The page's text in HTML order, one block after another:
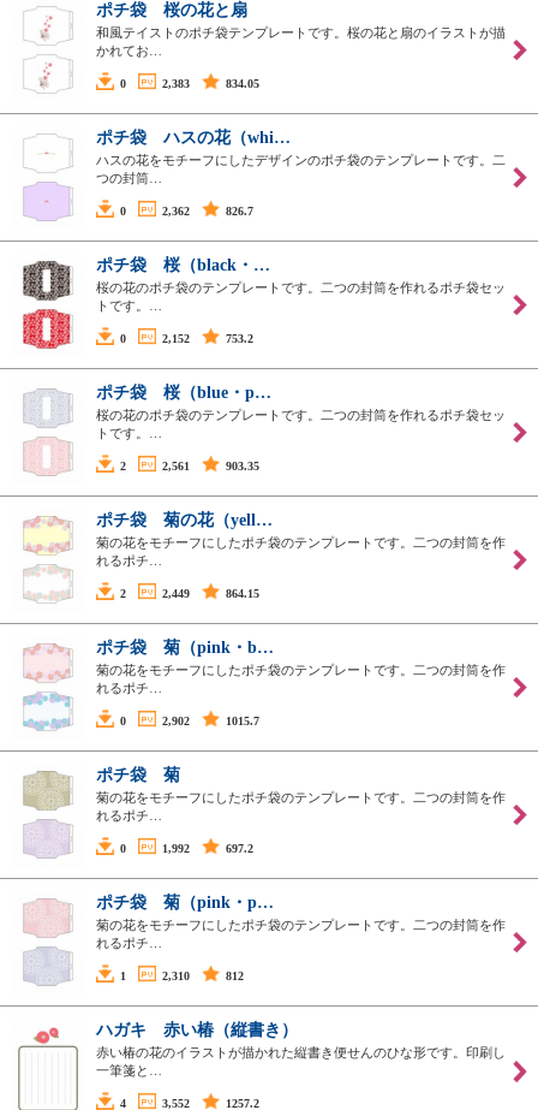
ポチ袋 桜の花と扇
和風テイストのポチ袋テンプレートです。桜の花と扇のイラストが描
かれてお…
0 2,383 834.05
ポチ袋 ハスの花（whi…
ハスの花をモチーフにしたデザインのポチ袋のテンプレートです。二
つの封筒…
0 2,362 826.7
ポチ袋 桜（black・…
桜の花のポチ袋のテンプレートです。二つの封筒を作れるポチ袋セッ
トです。…
0 2,152 753.2
ポチ袋 桜（blue・p…
桜の花のポチ袋のテンプレートです。二つの封筒を作れるポチ袋セッ
トです。…
2 2,561 903.35
ポチ袋 菊の花（yell…
菊の花をモチーフにしたポチ袋のテンプレートです。二つの封筒を作
れるポチ…
2 2,449 864.15
ポチ袋 菊（pink・b…
菊の花をモチーフにしたポチ袋のテンプレートです。二つの封筒を作
れるポチ…
0 2,902 1015.7
ポチ袋 菊
菊の花をモチーフにしたポチ袋のテンプレートです。二つの封筒を作
れるポチ…
0 1,992 697.2
ポチ袋 菊（pink・p…
菊の花をモチーフにしたポチ袋のテンプレートです。二つの封筒を作
れるポチ…
1 2,310 812
ハガキ 赤い椿（縦書き）
赤い椿の花のイラストが描かれた縦書き便せんのひな形です。印刷し
一筆箋と…
4 3,552 1257.2